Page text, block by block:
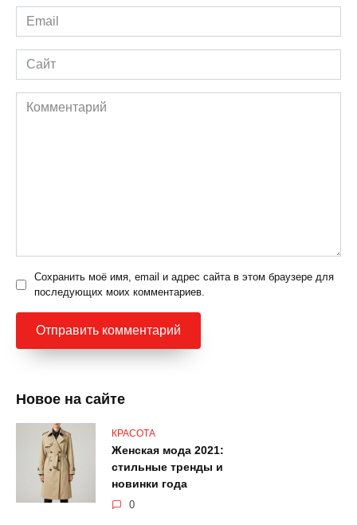
Email
*
Сайт
Комментарий
Сохранить моё имя, email и адрес сайта в этом браузере для
последующих моих комментариев.
Новое на сайте
КРАСОТА
Женская мода 2021:
стильные тренды и
новинки года
0